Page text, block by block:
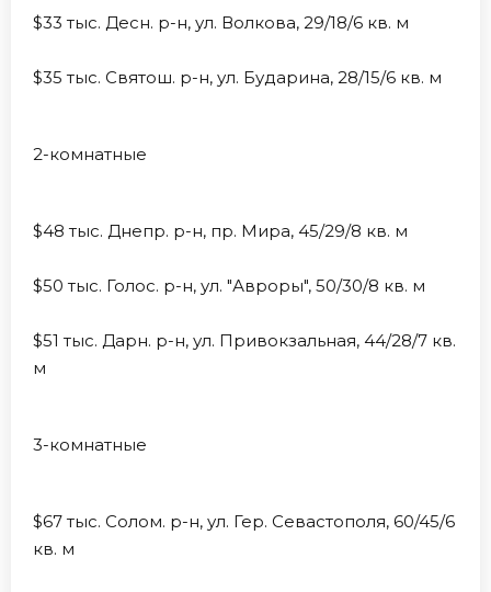
$33 тыс. Десн. р-н, ул. Волкова, 29/18/6 кв. м
$35 тыс. Святош. р-н, ул. Бударина, 28/15/6 кв. м
2-комнатные
$48 тыс. Днепр. р-н, пр. Мира, 45/29/8 кв. м
$50 тыс. Голос. р-н, ул. "Авроры", 50/30/8 кв. м
$51 тыс. Дарн. р-н, ул. Привокзальная, 44/28/7 кв.
м
3-комнатные
$67 тыс. Солом. р-н, ул. Гер. Севастополя, 60/45/6
кв. м